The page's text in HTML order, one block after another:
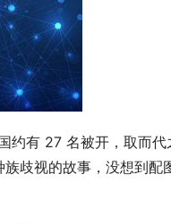
约有 27 名被开，取而
歧视的故事，没想到配